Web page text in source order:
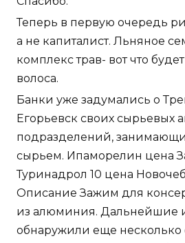
Теперь в первую очередь
а не капиталист. Льняное
комплекс трав- вот что
волоса.
Банки уже задумались о
Егорьевск своих сырьевых
подразделений,
сырьем. Ипаморелин цена
Туринадрол 10 цена
Описание Зажим для
из алюминия. Дальнейшие
обнаружили еще несколько